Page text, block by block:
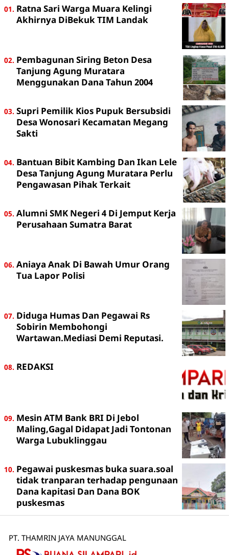
Ratna Sari Warga Muara Kelingi
Akhirnya DiBekuk TIM Landak
Pembagunan Siring Beton Desa
Tanjung Agung Muratara
Menggunakan Dana Tahun 2004
Supri Pemilik Kios Pupuk Bersubsidi
Desa Wonosari Kecamatan Megang
Sakti
Bantuan Bibit Kambing Dan Ikan Lele
Desa Tanjung Agung Muratara Perlu
Pengawasan Pihak Terkait
Alumni SMK Negeri 4 Di Jemput Kerja
Perusahaan Sumatra Barat
Aniaya Anak Di Bawah Umur Orang
Tua Lapor Polisi
Diduga Humas Dan Pegawai Rs
Sobirin Membohongi
Wartawan.Mediasi Demi Reputasi.
REDAKSI
Mesin ATM Bank BRI Di Jebol
Maling,Gagal Didapat Jadi Tontonan
Warga Lubuklinggau
Pegawai puskesmas buka suara.soal
tidak tranparan terhadap pengunaan
Dana kapitasi Dan Dana BOK
puskesmas
PT. THAMRIN JAYA MANUNGGAL